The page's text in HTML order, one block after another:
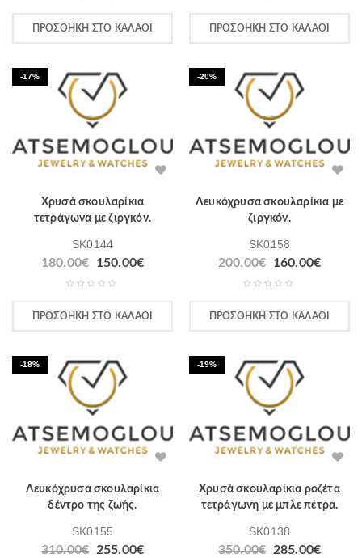
510.00€.είναι:
ΠΡΟΣΘΉΚΗ ΣΤΟ ΚΑΛΆΘΙ
200.00€.είναι:
ΠΡΟΣΘΉΚΗ ΣΤΟ ΚΑΛΆΘΙ
-17%
Χρυσά σκουλαρίκια
τετράγωνα με ζιργκόν.
SK0144
180.00€
Original
price
180.00€.
150.00€
είναι:
ΠΡΟΣΘΉΚΗ ΣΤΟ ΚΑΛΆΘΙ
-20%
Λευκόχρυσα σκουλαρίκια με
ζιργκόν.
SK0158
200.00€
Original
price
200.00€.
160.00€
είναι:
ΠΡΟΣΘΉΚΗ ΣΤΟ ΚΑΛΆΘΙ
-18%
Λευκόχρυσα σκουλαρίκια
δέντρο της ζωής.
SK0155
310.00€
Original
255.00€
-19%
Χρυσά σκουλαρίκια ροζέτα
τετράγωνη με μπλε πέτρα.
SK0138
350.00€
Original
285.00€